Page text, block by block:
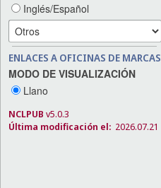
Inglés/Español
ENLACES A OFICINAS DE MARCAS
MODO DE VISUALIZACIÓN
Llano
NCLPUB v5.0.3
Última modificación el: 2026.07.21